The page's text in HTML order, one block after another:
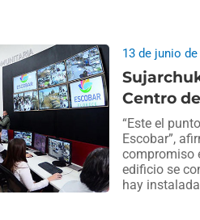
Centro
13 de junio
“Este el
Escobar”,
compromiso
edificio se
hay